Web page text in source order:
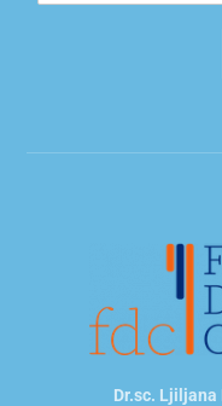
Dr.sc.